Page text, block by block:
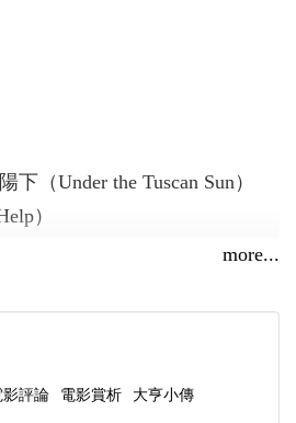
老師就是我的同學王文興。看
」的影響痕跡：口語式的結
；字體大小特意安排，極富朗
人》最突出的特色就是它的主
這個人物卻是虛構的。本書的
者本人－－一位有血有肉、感
如故，我的妻子李子玉也和他
人竟然有三個人姓李，前緣早
（Under the Tuscan Sun）
）
Upon A Time In America）
of a Woman）
more...
影評論 電影賞析 大亨小傳